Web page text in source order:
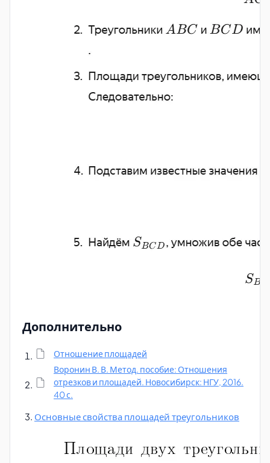
Дополнительно
Отношение площадей
Воронин В. В. Метод. пособие: Отношения
отрезков и площадей. Новосибирск: НГУ, 2016.
40 с.
Основные свойства площадей треугольников